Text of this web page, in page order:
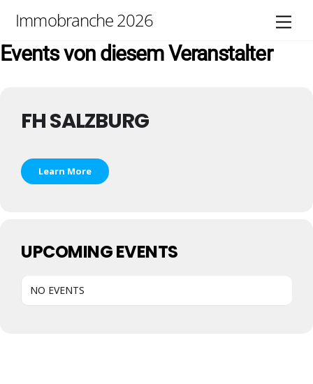
content
Immobranche 2026
Events von diesem Veranstalter
FH SALZBURG
Learn More
UPCOMING EVENTS
NO EVENTS